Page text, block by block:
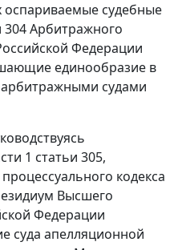
оспариваемые судебные
304Арбитражного
Федерации
единообразие в
судами
1 статьи 305,
кодекса
Высшего
Федерации
суда апелляционной